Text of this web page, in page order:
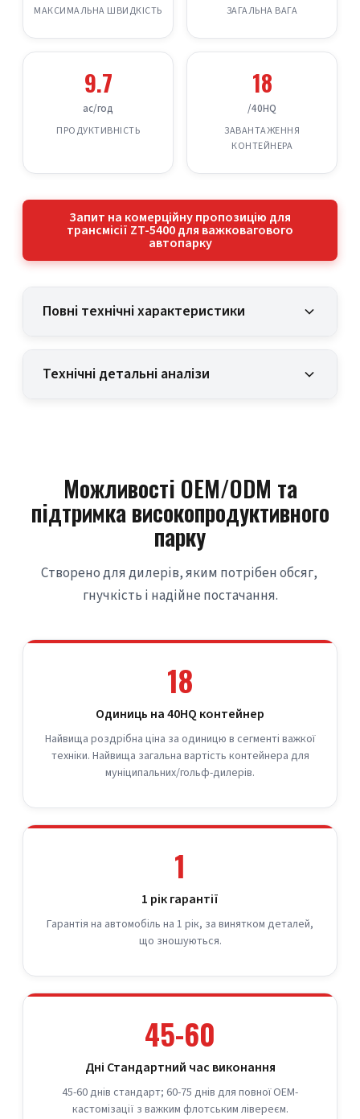
МАКСИМАЛЬНА ШВИДКІСТЬ ЗАГАЛЬНА ВАГА
9.7
ac/год
ПРОДУКТИВНІСТЬ
18
/40HQ
ЗАВАНТАЖЕННЯ
КОНТЕЙНЕРА
Запит на комерційну пропозицію для
трансмісії ZT-5400 для важковагового
автопарку
Повні технічні характеристики
Технічні детальні аналізи
Можливості OEM/ODM та
підтримка високопродуктивного
парку
Створено для дилерів, яким потрібен обсяг,
гнучкість і надійне постачання.
18
Одиниць на 40HQ контейнер
Найвища роздрібна ціна за одиницю в сегменті важкої
техніки. Найвища загальна вартість контейнера для
муніципальних/гольф-дилерів.
1
1 рік гарантії
Гарантія на автомобіль на 1 рік, за винятком деталей,
що зношуються.
45-60
Дні Стандартний час виконання
45-60 днів стандарт; 60-75 днів для повної OEM-
кастомізації з важким флотським лівереєм.